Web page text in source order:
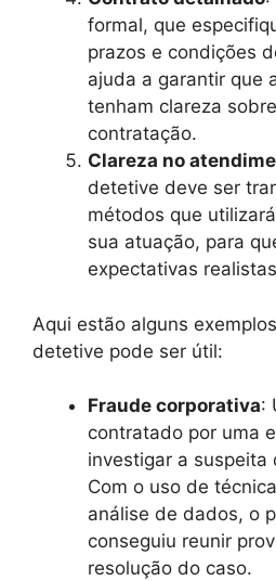
formal, que
prazos e condições
ajuda a garantir que
tenham clareza
contratação.
Clareza no
detetive deve ser
métodos que
sua atuação, para
expectativas
Aqui estão alguns
detetive pode ser útil:
Fraude corporativa:
contratado por uma
investigar a suspeita
Com o uso de
análise de dados, o
conseguiu reunir
resolução do caso.